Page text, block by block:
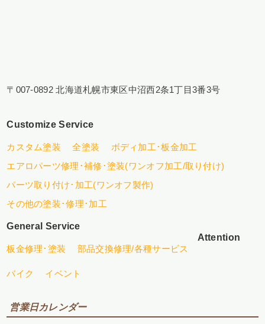
〒007-0892 北海道札幌市東区中沼西2条1丁目3番3号
Customize Service
カスタム塗装 全塗装
ボディ加工･板金加工
エアロパーツ修理･補修･塗装(ワンオフ加工/取り付け)
パーツ取り付け･加工(ワンオフ製作)
その他の塗装･修理･加工
General Service
板金修理･塗装 部品交換修理/各種サービス
Attention
バイク イベント
営業日カレンダー